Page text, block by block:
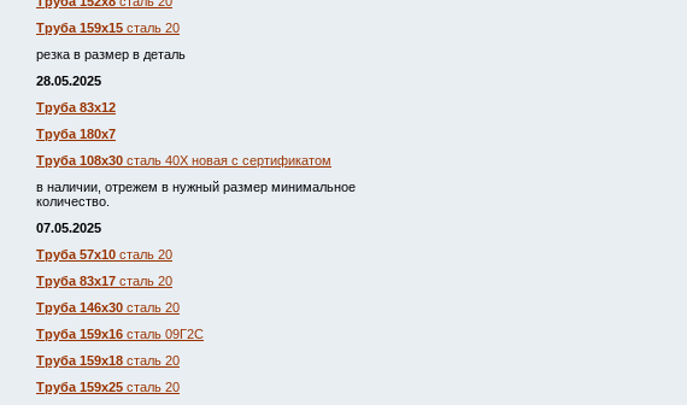
Труба 159х15 сталь 20
резка в размер в деталь
28.05.2025
Труба 83х12
Труба 180х7
Труба 108х30 сталь 40Х новая с сертификатом
в наличии, отрежем в нужный размер минимальное
количество.
07.05.2025
Труба 57х10 сталь 20
Труба 83х17 сталь 20
Труба 146х30 сталь 20
Труба 159х16 сталь 09Г2С
Труба 159х18 сталь 20
Труба 159х25 сталь 20